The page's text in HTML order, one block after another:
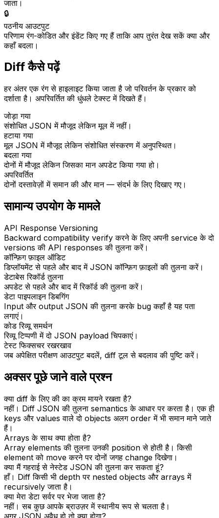
जाता।
🔒
पठनीय आउटपुट
परिणाम रंग-कोडित और इंडेंट किए गए हैं ताकि आप तुरंत देख सकें क्या और
कहाँ बदला।
Diff कैसे पढ़ें
हर अंतर एक रंग से हाइलाइट किया जाता है जो परिवर्तन के प्रकार को
दर्शाता है। अपरिवर्तित की धुंधले टेक्स्ट में दिखते हैं।
जोड़ा गया
संशोधित JSON में मौजूद लेकिन मूल में नहीं।
हटाया गया
मूल JSON में मौजूद लेकिन संशोधित संस्करण में अनुपस्थित।
बदला गया
दोनों में मौजूद लेकिन जिसका मान अपडेट किया गया हो।
अपरिवर्तित
दोनों दस्तावेज़ों में समान की और मान — संदर्भ के लिए दिखाए गए।
सामान्य उपयोग के मामले
API Response Versioning
Backward compatibility verify करने के लिए अपनी service के दो
versions की API responses की तुलना करें।
कॉन्फ़िग फ़ाइल ऑडिट
डिप्लॉयमेंट से पहले और बाद में JSON कॉन्फ़िग फ़ाइलों की तुलना करें।
डेटाबेस रिकॉर्ड तुलना
अपडेट से पहले और बाद में रिकॉर्ड की तुलना करें।
डेटा पाइपलाइन डिबगिंग
Input और output JSON की तुलना करके bug कहाँ है यह पता
लगाएं।
कोड रिव्यू समर्थन
रिव्यू टिप्पणी में दो JSON payload चिपकाएं।
टेस्ट फिक्सचर रखरखाव
जब अपेक्षित परीक्षण आउटपुट बदलें, diff टूल से बदलाव की पुष्टि करें।
अक्सर पूछे जाने वाले प्रश्न
क्या diff के लिए की का क्रम मायने रखता है?
नहीं। Diff JSON की तुलना semantics के आधार पर करता है। एक ही
keys और values वाले दो objects अलग order में भी समान माने जाते
हैं।
Arrays के साथ क्या होता है?
Array elements की तुलना उनकी position से होती है। किसी
element को move करने पर दोनों जगह change दिखेगा।
क्या मैं गहराई से नेस्टेड JSON की तुलना कर सकता हूं?
हाँ। Diff किसी भी depth पर nested objects और arrays में
recursively जाता है।
क्या मेरा डेटा सर्वर पर भेजा जाता है?
नहीं। सब कुछ आपके ब्राउज़र में स्थानीय रूप से चलता है।
अगर JSON अवैध हो तो क्या होगा?